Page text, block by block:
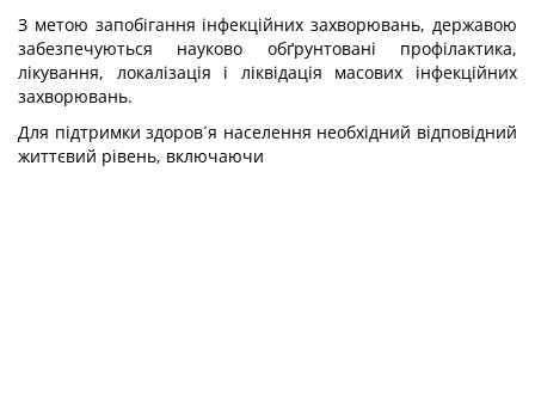
З метою запобігання інфекційних захворювань, державою
забезпечуються науково обґрунтовані профілактика,
лікування, локалізація і ліквідація масових інфекційних
захворювань.
Для підтримки здоров´я населення необхідний відповідний
життєвий рівень, включаючи